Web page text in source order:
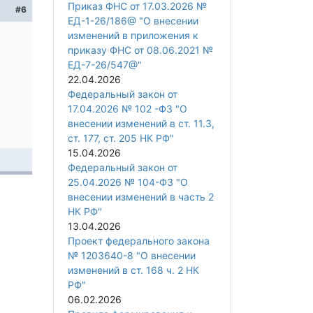
#6
Приказ ФНС от 17.03.2026 №
ЕД-1-26/186@ "О внесении
изменений в приложения к
приказу ФНС от 08.06.2021 №
ЕД-7-26/547@"
22.04.2026
Федеральный закон от
17.04.2026 № 102 -ФЗ "О
внесении изменений в ст. 11.3,
ст. 177, ст. 205 НК РФ"
15.04.2026
Федеральный закон от
25.04.2026 № 104-ФЗ "О
внесении изменений в часть 2
НК РФ"
13.04.2026
Проект федерального закона
№ 1203640-8 "О внесении
изменений в ст. 168 ч. 2 НК
РФ"
06.02.2026